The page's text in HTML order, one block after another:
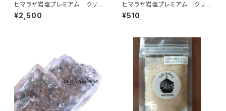
ヒマラヤ岩塩プレミアム クリス
タル〈チップ〉1㎏
¥2,500
ヒマラヤ岩塩プレミアム クリス
タル〈グレイン〉100g
¥510